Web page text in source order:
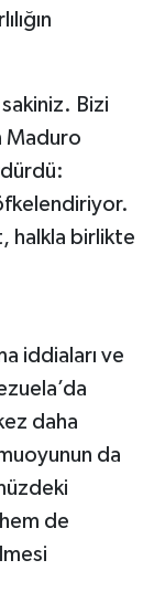
Bizi
Maduro
halkla birlikte
iddiaları ve
daha
da
de